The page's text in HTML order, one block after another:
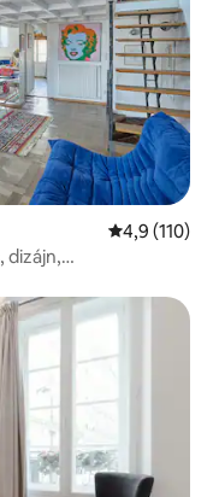
Átlagos
4,9 (110)
dizájn,